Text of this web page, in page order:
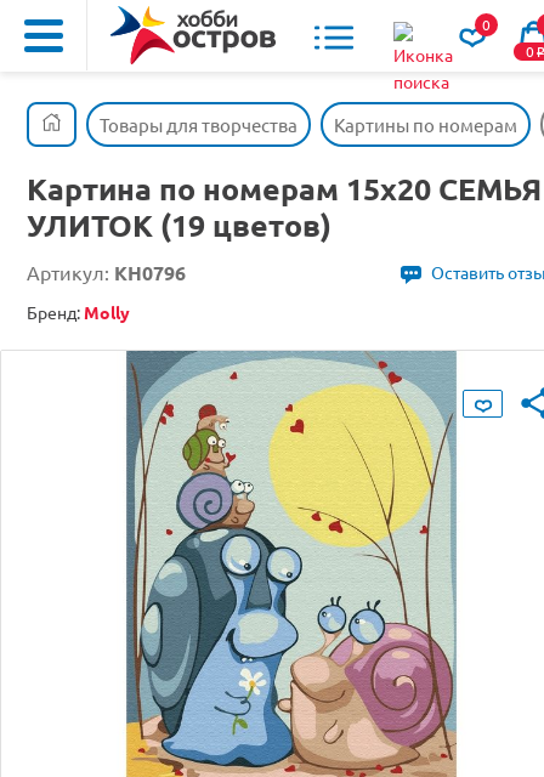
0
0o
Товары для творчества Картины по номерам
Картина по номерам 15х20 СЕМЬЯ
УЛИТОК (19 цветов)
Артикул: KH0796
Оставить
Бренд: Molly